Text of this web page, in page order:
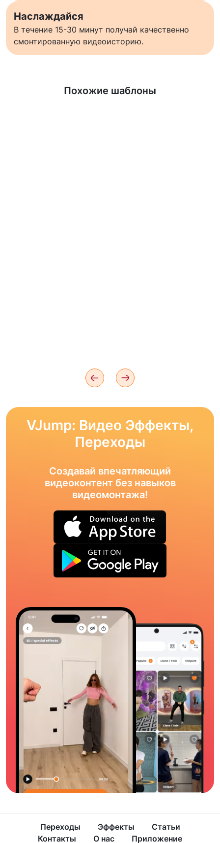
Наслаждайся
В течение 15-30 минут получай качественно
смонтированную видеоисторию.
Похожие шаблоны
Узнать больше
VJump: Видео Эффекты,
Переходы
Создавай впечатляющий
видеоконтент без навыков
видеомонтажа!
Переходы Эффекты
Статьи
Контакты
О нас Приложение